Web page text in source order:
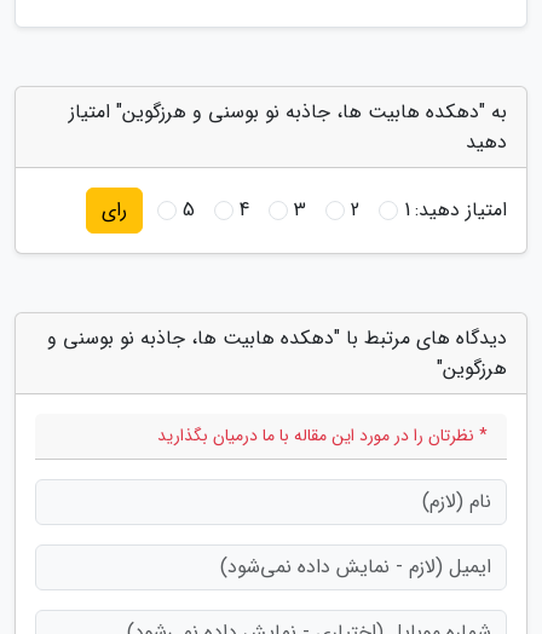
به "دهکده هابیت ها، جاذبه نو بوسنی و هرزگوین" امتیاز
دهید
امتیاز دهید:1
2
3
4
5 رای
دیدگاه های مرتبط با "دهکده هابیت ها، جاذبه نو بوسنی و
هرزگوین"
* نظرتان را در مورد این مقاله با ما درمیان بگذارید